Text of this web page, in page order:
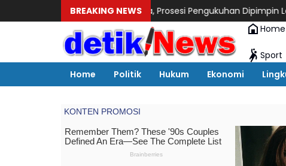
BREAKING NEWS
Partai Gerindra, Prosesi Pengukuhan Dipimpin Langsung Sufmi
Home
Sport
Home
Politik Hukum Ekonomi